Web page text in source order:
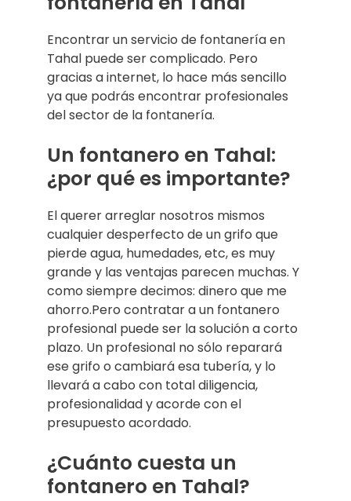
Encontrar un servicio de fontanería en
Tahal puede ser complicado. Pero
gracias a internet, lo hace más sencillo
ya que podrás encontrar profesionales
del sector de la fontanería.
Un fontanero en Tahal:
¿por qué es importante?
El querer arreglar nosotros mismos
cualquier desperfecto de un grifo que
pierde agua, humedades, etc, es muy
grande y las ventajas parecen muchas. Y
como siempre decimos: dinero que me
ahorro.Pero contratar a un fontanero
profesional puede ser la solución a corto
plazo. Un profesional no sólo reparará
ese grifo o cambiará esa tubería, y lo
llevará a cabo con total diligencia,
profesionalidad y acorde con el
presupuesto acordado.
¿Cuánto cuesta un
fontanero en Tahal?